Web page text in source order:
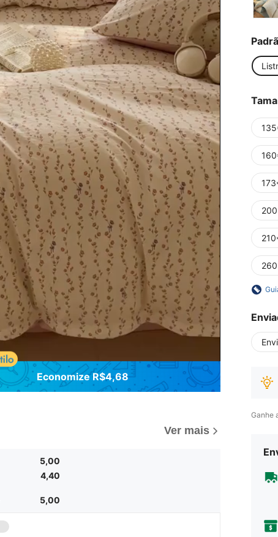
Economize R$4,68
Ver mais
5,00
4,40
5,00
Ganhe